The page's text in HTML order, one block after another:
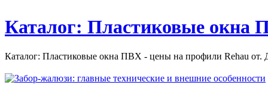
Каталог: Пластиковые окна
Каталог: Пластиковые окна ПВХ - цены на профили Rehau от.